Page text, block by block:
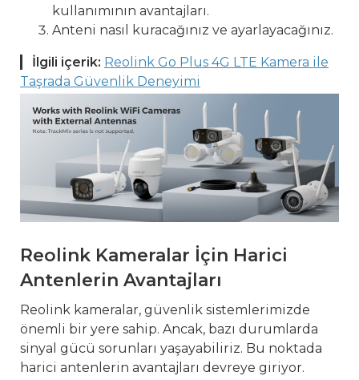
kullanımının avantajları.
Anteni nasıl kuracağınız ve ayarlayacağınız.
İlgili içerik: Reolink Go Plus 4G LTE Kamera ile
Taşrada Güvenlik Deneyimi
Reolink Kameralar İçin Harici
Antenlerin Avantajları
Reolink kameralar, güvenlik sistemlerimizde
önemli bir yere sahip. Ancak, bazı durumlarda
sinyal gücü sorunları yaşayabiliriz. Bu noktada
harici antenlerin avantajları devreye giriyor.